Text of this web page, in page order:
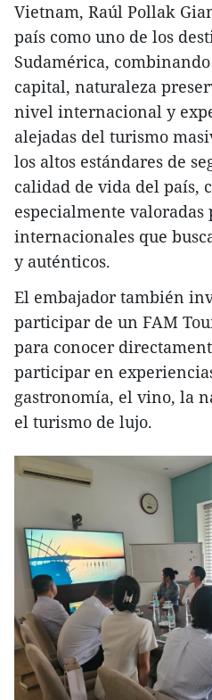
Vietnam, Raúl Pollak
país como uno de los
Sudamérica,
capital, naturaleza
nivel internacional y
alejadas del turismo
los altos estándares de
calidad de vida del país,
especialmente valoradas
internacionales que
y auténticos.
El embajador también
participar de un FAM
para conocer
participar en
gastronomía, el vino, la
el turismo de lujo.